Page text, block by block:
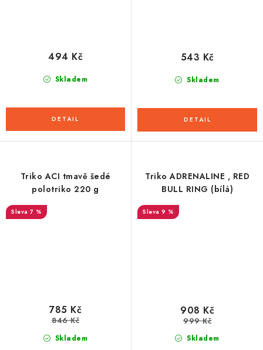
Skladem
494 Kč
Skladem
543 Kč
Triko ACI tmavě šedé
polotriko 220 g
7 %
Skladem
785 Kč
846 Kč
Triko ADRENALINE , RED
BULL RING (bílá)
9 %
Skladem
908 Kč
999 Kč